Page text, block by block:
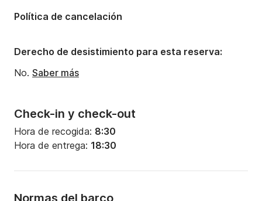
Check-in y check-out
Hora de recogida: 8:30
Hora de entrega: 18:30
Política de cancelación
Derecho de desistimiento para esta reserva:
No. Saber más